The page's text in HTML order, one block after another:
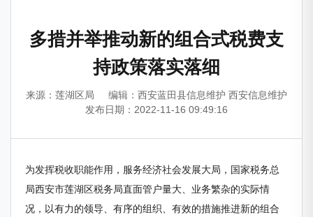
多措并举推动新的组合式税费支
持政策落实落细
来源：莲湖区局
编辑：西安蓝田县信息维护 西安信息维护
发布日期：2022-11-16 09:49:16
为发挥税收职能作用，服务经济社会发展大局，国家税务总
局西安市莲湖区税务局直面管户量大、业务繁杂的实际情
况，以有力的领导、有序的组织、有效的措施推进新的组合